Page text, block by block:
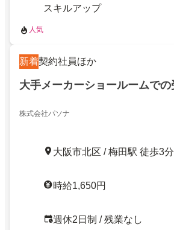
スキルアップ
人気
新着契約社員ほか
大手メーカーショールームで
株式会社パソナ
大阪市北区 / 梅田駅 徒歩3分
時給1,650円
週休2日制 / 残業なし